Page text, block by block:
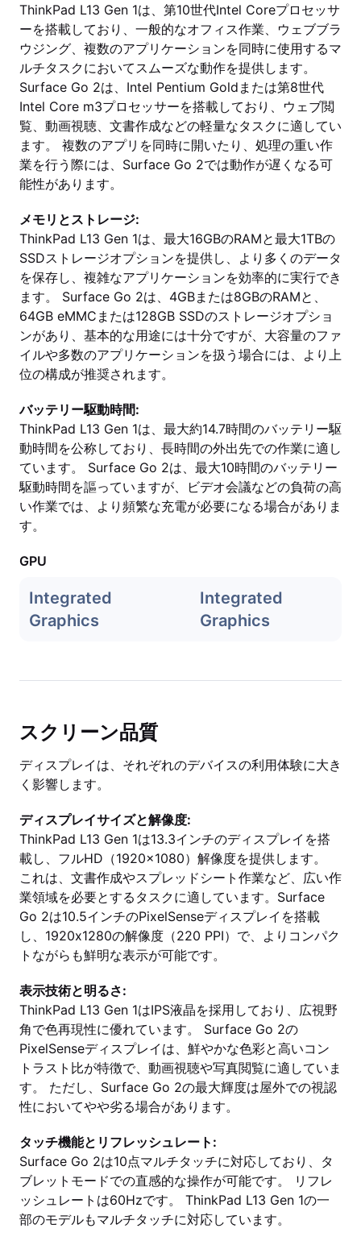
ThinkPad L13 Gen 1は、第10世代Intel Coreプロセッサ
ーを搭載しており、一般的なオフィス作業、ウェブブラ
ウジング、複数のアプリケーションを同時に使用するマ
ルチタスクにおいてスムーズな動作を提供します。
Surface Go 2は、Intel Pentium Goldまたは第8世代
Intel Core m3プロセッサーを搭載しており、ウェブ閲
覧、動画視聴、文書作成などの軽量なタスクに適してい
ます。 複数のアプリを同時に開いたり、処理の重い作
業を行う際には、Surface Go 2では動作が遅くなる可
能性があります。
メモリとストレージ:
ThinkPad L13 Gen 1は、最大16GBのRAMと最大1TBの
SSDストレージオプションを提供し、より多くのデータ
を保存し、複雑なアプリケーションを効率的に実行でき
ます。 Surface Go 2は、4GBまたは8GBのRAMと、
64GB eMMCまたは128GB SSDのストレージオプショ
ンがあり、基本的な用途には十分ですが、大容量のファ
イルや多数のアプリケーションを扱う場合には、より上
位の構成が推奨されます。
バッテリー駆動時間:
ThinkPad L13 Gen 1は、最大約14.7時間のバッテリー駆
動時間を公称しており、長時間の外出先での作業に適し
ています。 Surface Go 2は、最大10時間のバッテリー
駆動時間を謳っていますが、ビデオ会議などの負荷の高
い作業では、より頻繁な充電が必要になる場合がありま
す。
GPU
Integrated
Graphics
Integrated
Graphics
スクリーン品質
ディスプレイは、それぞれのデバイスの利用体験に大き
く影響します。
ディスプレイサイズと解像度:
ThinkPad L13 Gen 1は13.3インチのディスプレイを搭
載し、フルHD（1920x1080）解像度を提供します。
これは、文書作成やスプレッドシート作業など、広い作
業領域を必要とするタスクに適しています。Surface
Go 2は10.5インチのPixelSenseディスプレイを搭載
し、1920x1280の解像度（220 PPI）で、よりコンパク
トながらも鮮明な表示が可能です。
表示技術と明るさ:
ThinkPad L13 Gen 1はIPS液晶を採用しており、広視野
角で色再現性に優れています。 Surface Go 2の
PixelSenseディスプレイは、鮮やかな色彩と高いコン
トラスト比が特徴で、動画視聴や写真閲覧に適していま
す。 ただし、Surface Go 2の最大輝度は屋外での視認
性においてやや劣る場合があります。
タッチ機能とリフレッシュレート:
Surface Go 2は10点マルチタッチに対応しており、タ
ブレットモードでの直感的な操作が可能です。 リフレ
ッシュレートは60Hzです。 ThinkPad L13 Gen 1の一
部のモデルもマルチタッチに対応しています。